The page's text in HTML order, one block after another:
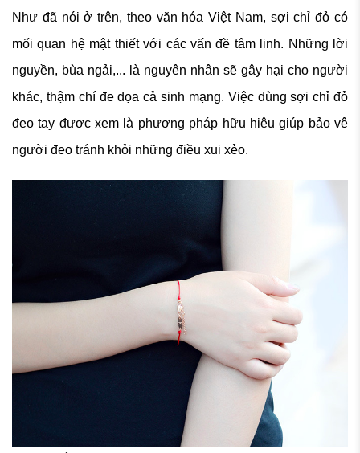
Như đã nói ở trên, theo văn hóa Việt Nam, sợi chỉ đỏ có
mối quan hệ mật thiết với các vấn đề tâm linh. Những lời
nguyền, bùa ngải,... là nguyên nhân sẽ gây hại cho người
khác, thậm chí đe dọa cả sinh mạng. Việc dùng sợi chỉ đỏ
đeo tay được xem là phương pháp hữu hiệu giúp bảo vệ
người đeo tránh khỏi những điều xui xẻo.